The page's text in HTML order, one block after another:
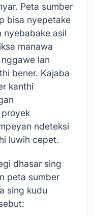
Peta sumber
bisa nyepetake
nyebabake asil
manawa
lan
bener. Kajaba
kanthi
ndeteksi
luwih cepet.
dhasar sing
peta sumber
sing kudu